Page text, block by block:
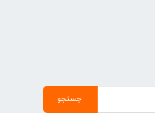
جستجو